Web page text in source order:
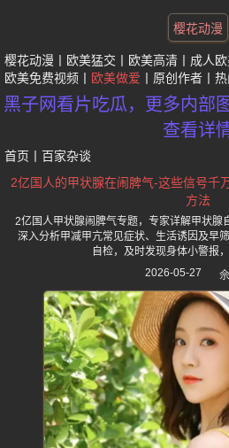
樱花动漫
樱花动漫 欧美猛交 欧美高清 成人
欧美免费视频
欧美做爱 原创作者
黑子网看片吃瓜，更多内部
查看详
首页 百家杂谈
2亿国人的甲状腺在闹脾气-这些信号千
方法
2亿国人甲状腺闹脾气专题，专家详解甲状腺
深入分析甲减甲亢常见症状、生活诱因及早
自检，及时发现身体小警报
2026-05-27